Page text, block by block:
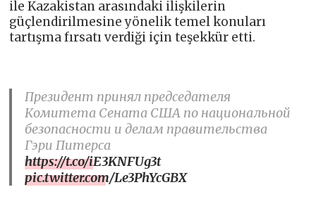
ile Kazakistan arasındaki ilişkilerin
güçlendirilmesine yönelik temel konuları
tartışma fırsatı verdiği için teşekkür etti.
Президент принял председателя
Комитета Сената США по национальной
безопасности и делам правительства
Гэри Питерса
https://t.co/iE3KNFUg3t
pic.twitter.com/Le3PhYcGBX